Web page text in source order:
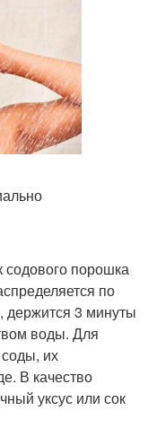
содового порошка
по
3 минуты
воды. Для
соды, их
В качество
уксус или сок